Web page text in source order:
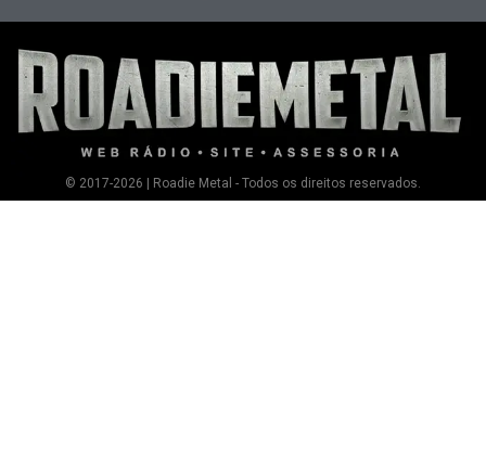
© 2017-2026 | Roadie Metal - Todos os direitos reservados.